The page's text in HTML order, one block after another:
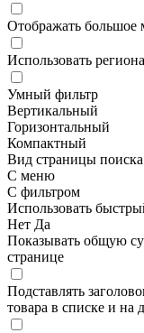
Отображать большое
Использовать
Умный фильтр
Вертикальный
Горизонтальный
Компактный
Вид страницы поиска
С меню
С фильтром
Использовать
Нет Да
Показывать общую
странице
Подставлять
товара в списке и на